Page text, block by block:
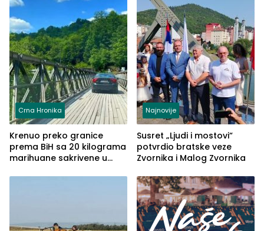
Crna Hronika
Krenuo preko granice
prema BiH sa 20 kilograma
marihuane sakrivene u
Najnovije
Susret „Ljudi i mostovi“
potvrdio bratske veze
Zvornika i Malog Zvornika